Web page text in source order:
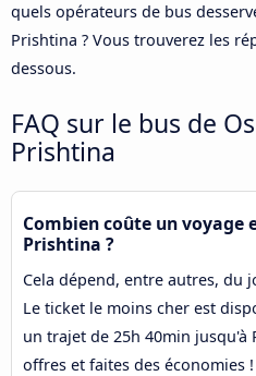
quels opérateurs de bus
Prishtina ? Vous trouverez les
dessous.
FAQ sur le bus de
Prishtina
Combien coûte un voyage
Prishtina ?
Cela dépend, entre autres, du
Le ticket le moins cher est
un trajet de 25h 40min jusqu'à
offres et faites des économies !